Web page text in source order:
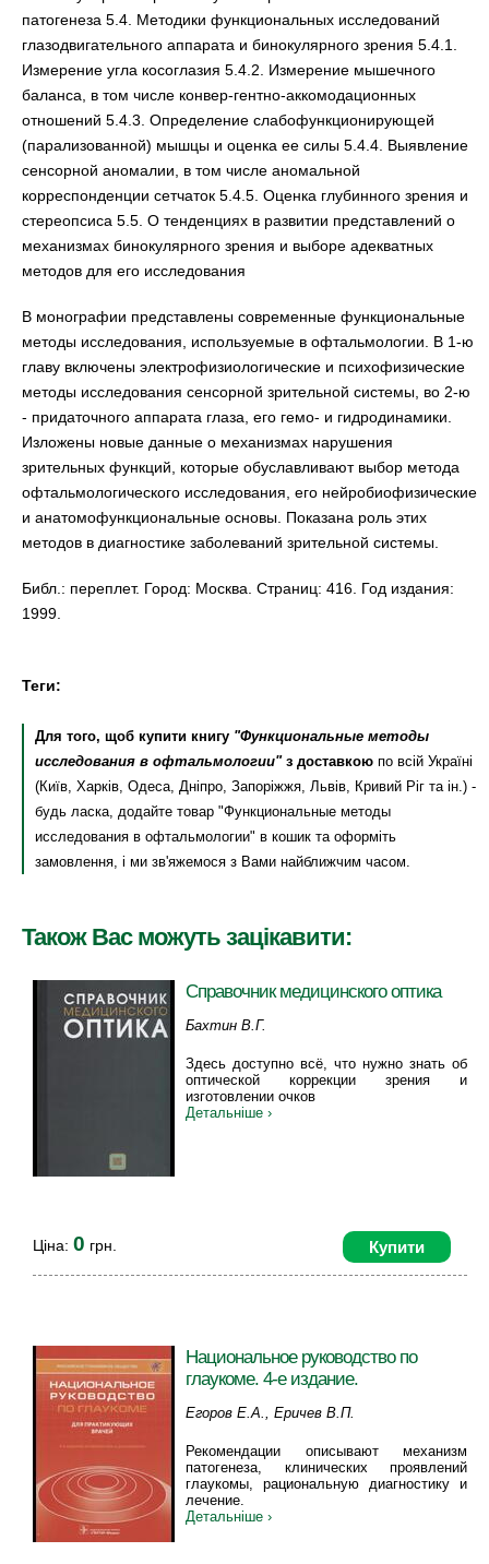
патогенеза 5.4. Методики функциональных исследований
глазодвигательного аппарата и бинокулярного зрения 5.4.1.
Измерение угла косоглазия 5.4.2. Измерение мышечного
баланса, в том числе конвер-гентно-аккомодационных
отношений 5.4.3. Определение слабофункционирующей
(парализованной) мышцы и оценка ее силы 5.4.4. Выявление
сенсорной аномалии, в том числе аномальной
корреспонденции сетчаток 5.4.5. Оценка глубинного зрения и
стереопсиса 5.5. О тенденциях в развитии представлений о
механизмах бинокулярного зрения и выборе адекватных
методов для его исследования
В монографии представлены современные функциональные
методы исследования, используемые в офтальмологии. В 1-ю
главу включены электрофизиологические и психофизические
методы исследования сенсорной зрительной системы, во 2-ю
- придаточного аппарата глаза, его гемо- и гидродинамики.
Изложены новые данные о механизмах нарушения
зрительных функций, которые обуславливают выбор метода
офтальмологического исследования, его нейробиофизические
и анатомофункциональные основы. Показана роль этих
методов в диагностике заболеваний зрительной системы.
Библ.: переплет. Город: Москва. Страниц: 416. Год издания:
1999.
Теги:
Для того, щоб купити книгу "Функциональные методы
исследования в офтальмологии"з доставкою по всій Україні
(Київ, Харків, Одеса, Дніпро, Запоріжжя, Львів, Кривий Ріг та ін.) -
будь ласка, додайте товар "Функциональные методы
исследования в офтальмологии" в кошик та оформіть
замовлення, і ми зв'яжемося з Вами найближчим часом.
Також Вас можуть зацікавити:
Справочник медицинского оптика
Бахтин В.Г.
Здесь доступно всё, что нужно знать об
оптической коррекции зрения и
изготовлении очков
Детальніше ›
Купити
Ціна: 0 грн.
Национальное руководство по
глаукоме. 4-е издание.
Егоров Е.А., Еричев В.П.
Рекомендации описывают механизм
патогенеза, клинических проявлений
глаукомы, рациональную диагностику и
лечение.
Детальніше ›